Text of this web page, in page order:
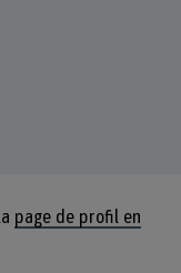
page de profil en